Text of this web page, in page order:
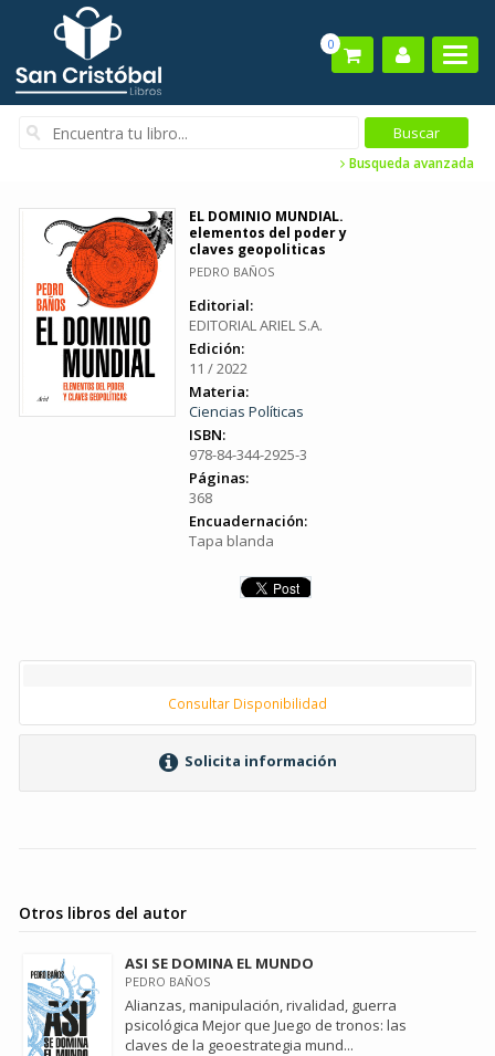
0
Busqueda avanzada
EL DOMINIO MUNDIAL.
elementos del poder y
claves geopoliticas
PEDRO BAÑOS
Editorial:
EDITORIAL ARIEL S.A.
Edición:
11 / 2022
Materia:
Ciencias Políticas
ISBN:
978-84-344-2925-3
Páginas:
368
Encuadernación:
Tapa blanda
Consultar Disponibilidad
Solicita información
Otros libros del autor
ASI SE DOMINA EL MUNDO
PEDRO BAÑOS
Alianzas, manipulación, rivalidad, guerra
psicológica Mejor que Juego de tronos: las
claves de la geoestrategia mund...